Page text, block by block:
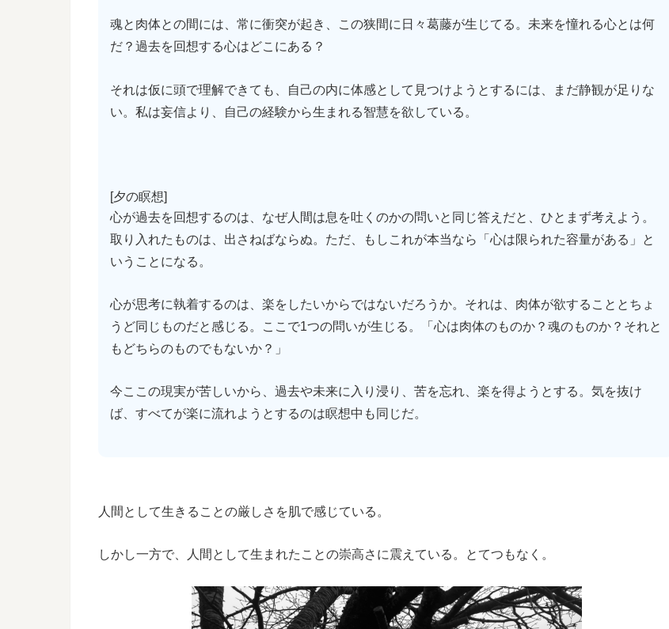
魂と肉体との間には、常に衝突が起き、この狭間に日々葛藤が生じてる。未来を憧れる心とは何
だ？過去を回想する心はどこにある？
それは仮に頭で理解できても、自己の内に体感として見つけようとするには、まだ静観が足りな
い。私は妄信より、自己の経験から生まれる智慧を欲している。
[夕の瞑想]
心が過去を回想するのは、なぜ人間は息を吐くのかの問いと同じ答えだと、ひとまず考えよう。
取り入れたものは、出さねばならぬ。ただ、もしこれが本当なら「心は限られた容量がある」と
いうことになる。
心が思考に執着するのは、楽をしたいからではないだろうか。それは、肉体が欲することとちょ
うど同じものだと感じる。ここで1つの問いが生じる。「心は肉体のものか？魂のものか？それと
もどちらのものでもないか？」
今ここの現実が苦しいから、過去や未来に入り浸り、苦を忘れ、楽を得ようとする。気を抜け
ば、すべてが楽に流れようとするのは瞑想中も同じだ。
人間として生きることの厳しさを肌で感じている。
しかし一方で、人間として生まれたことの崇高さに震えている。とてつもなく。